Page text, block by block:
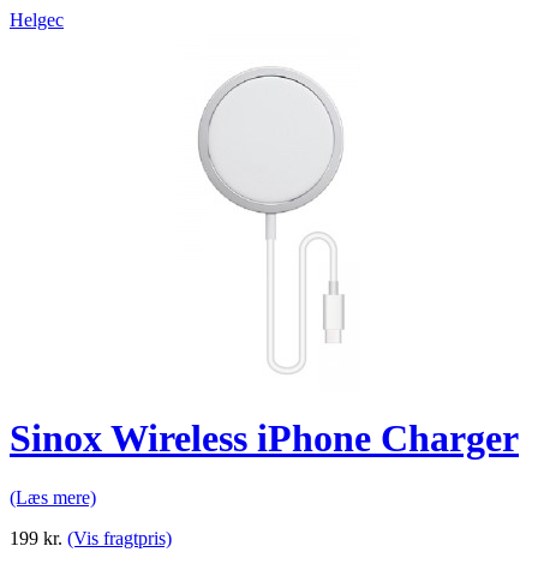
Helgec
Sinox Wireless iPhone Charger
(Læs mere)
199 kr. (Vis fragtpris)